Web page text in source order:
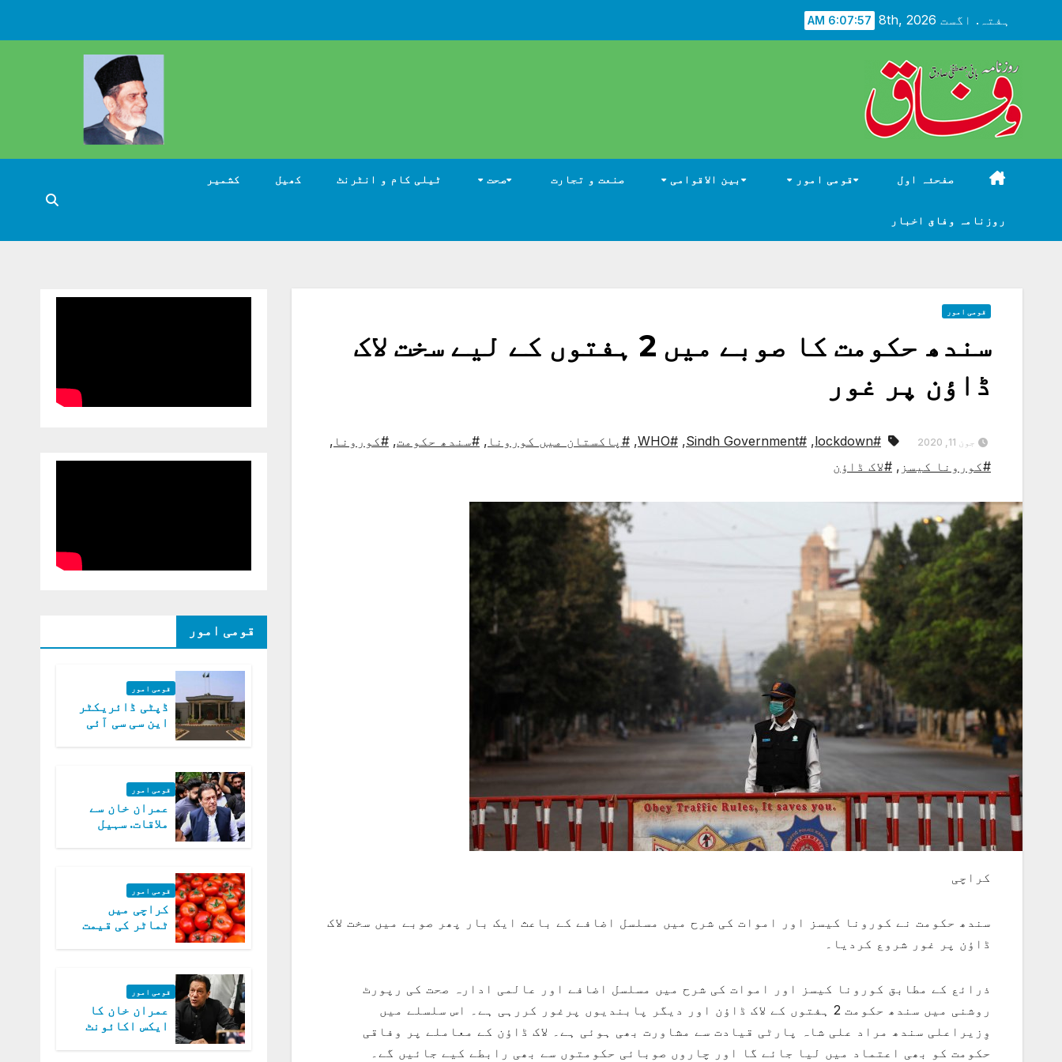
ہفتہ. اگست 8th, 2026 6:07:59 AM
صفحئہ اول قومی امور بین الاقوامی صنعت و تجارت صحت ٹیلی کام و انٹرنٹ کھیل کشمیر
روزنامہ وفاق اخبار
قومی امور
سندھ حکومت کا صوبے میں 2 ہفتوں کے لیے سخت لاک
ڈاؤن پر غور
جون 11, 2020 #lockdown
,
#Sindh Government
,
#WHO
, #پاکستان میں کورونا , #سندھ حکومت, #کورونا ,
#کورونا کیسز , #لاک ڈاؤن
کراچی
سندھ حکومت نے کورونا کیسز اور اموات کی شرح میں مسلسل اضافے کے باعث ایک بار پھر صوبے میں سخت لاک
ڈاؤن پر غور شروع کردیا۔
ذرائع کے مطابق کورونا کیسز اور اموات کی شرح میں مسلسل اضافے اور عالمی ادارہ صحت کی رپورٹ
روشنی میں سندھ حکومت 2 ہفتوں کے لاک ڈاؤن اور دیگر پابندیوں پرغور کررہی ہے۔ اس سلسلے میں
وِزیراعلی سندھ مراد علی شاہ پارٹی قیادت سے مشاورت بھی ہوئی ہے۔ لاک ڈاؤن کے معاملے پر وفاقی
حکومت کو بھی اعتماد میں لیا جائے گا اور چاروں صوبائی حکومتوں سے بھی رابطے کیے جائیں گے۔
قومی امور
قومی امور
ڈپٹی ڈائریکٹر
این سی سی آئی
قومی امور
عمران خان سے
ملاقات. سہیل
قومی امور
کراچی میں
ٹماٹر کی قیمت
قومی امور
عمران خان کا
ایکس اکائونٹ